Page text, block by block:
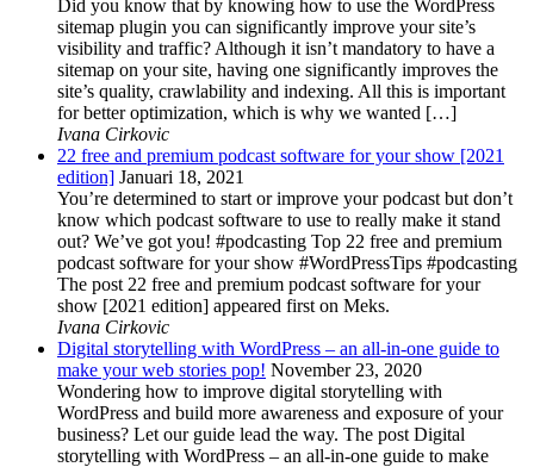
Did you know that by knowing how to use the WordPress
sitemap plugin you can significantly improve your site’s
visibility and traffic? Although it isn’t mandatory to have a
sitemap on your site, having one significantly improves the
site’s quality, crawlability and indexing. All this is important
for better optimization, which is why we wanted […]
Ivana Cirkovic
22 free and premium podcast software for your show [2021
edition] Januari 18, 2021
You’re determined to start or improve your podcast but don’t
know which podcast software to use to really make it stand
out? We’ve got you! #podcasting Top 22 free and premium
podcast software for your show #WordPressTips #podcasting
The post 22 free and premium podcast software for your
show [2021 edition] appeared first on Meks.
Ivana Cirkovic
Digital storytelling with WordPress – an all-in-one guide to
make your web stories pop! November 23, 2020
Wondering how to improve digital storytelling with
WordPress and build more awareness and exposure of your
business? Let our guide lead the way. The post Digital
storytelling with WordPress – an all-in-one guide to make